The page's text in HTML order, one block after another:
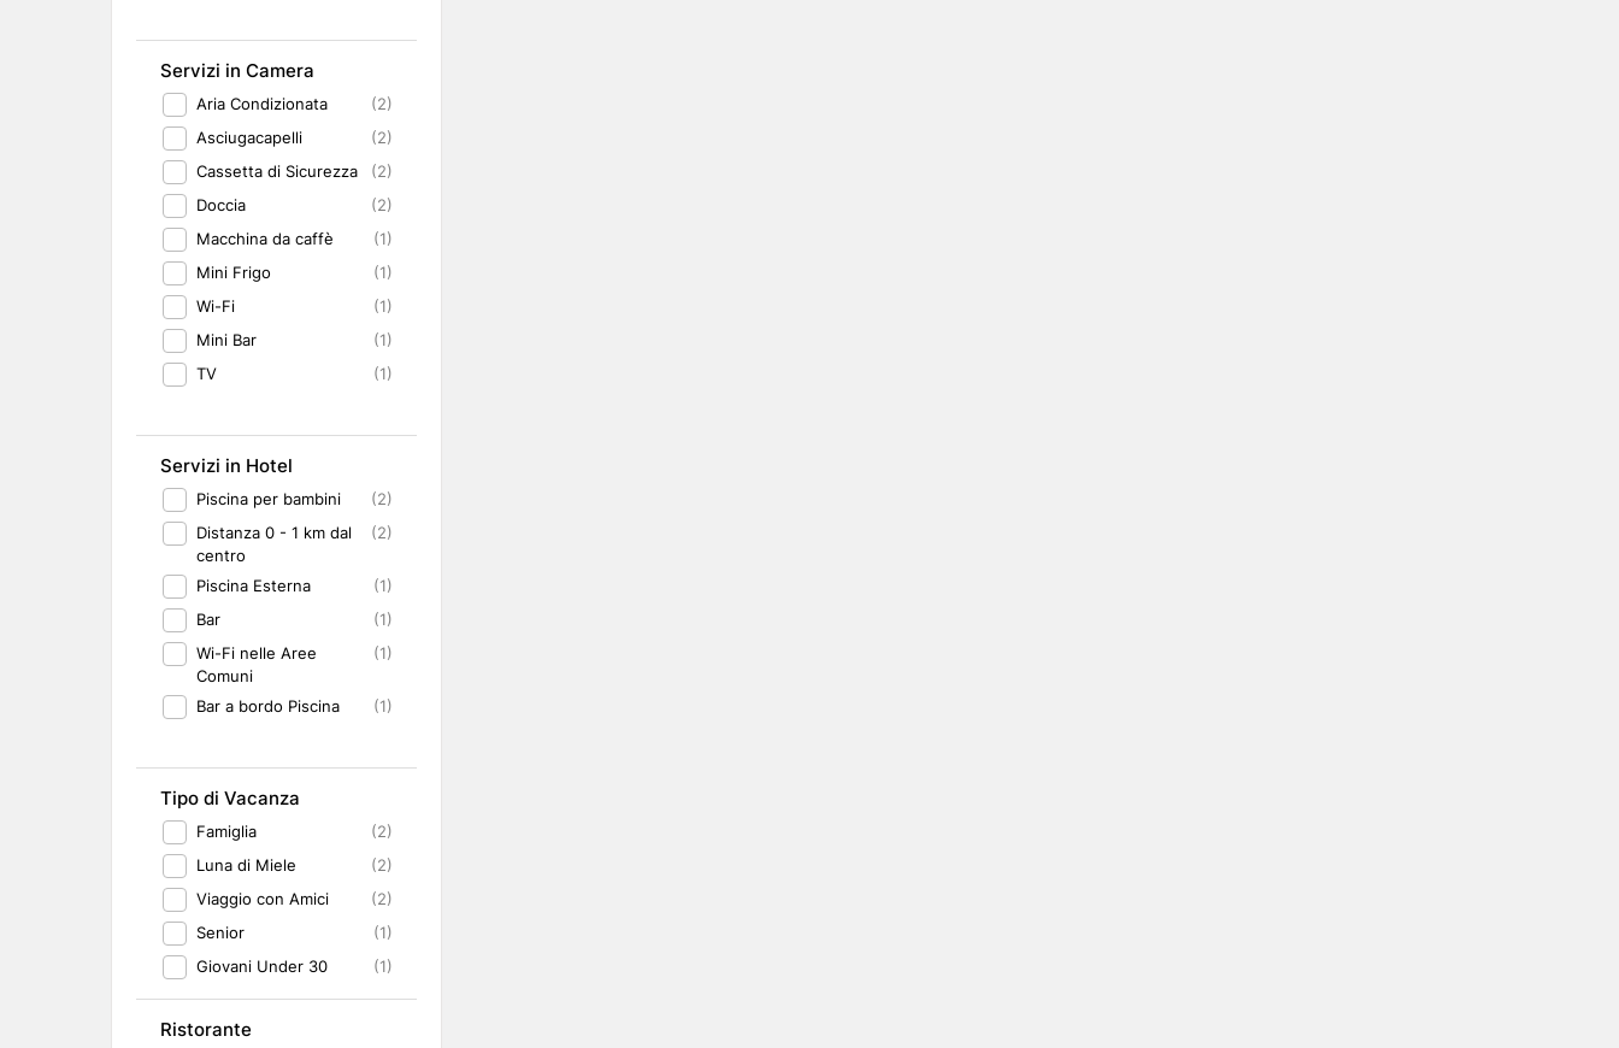
Servizi in Camera
Aria Condizionata
(2)
Asciugacapelli
(2)
Cassetta di Sicurezza
(2)
Doccia
(2)
Macchina da caffè
(1)
Mini Frigo
(1)
Wi-Fi
(1)
Mini Bar
(1)
TV
(1)
Servizi in Hotel
Piscina per bambini
(2)
Distanza 0 - 1 km dal
centro
(2)
Piscina Esterna
(1)
Bar
(1)
Wi-Fi nelle Aree
Comuni
(1)
Bar a bordo Piscina (1)
Tipo di Vacanza
Famiglia
(2)
Luna di Miele
(2)
Viaggio con Amici
(2)
Senior
(1)
Giovani Under 30
(1)
Ristorante